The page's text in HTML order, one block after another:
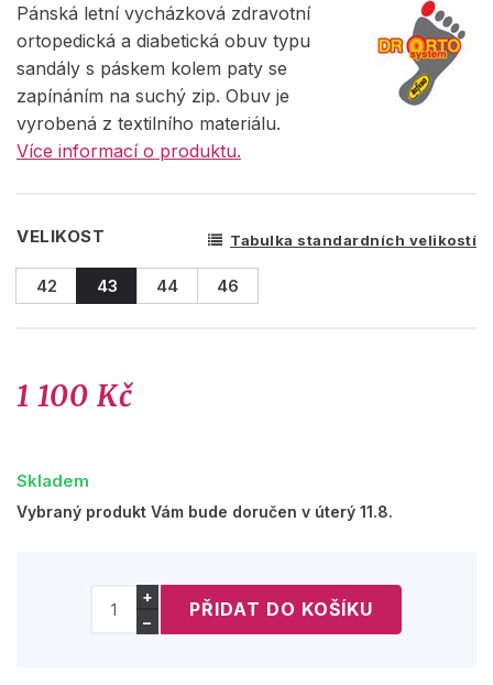
Pánská letní vycházková zdravotní
ortopedická a diabetická obuv typu
sandály s páskem kolem paty se
zapínáním na suchý zip. Obuv je
vyrobená z textilního materiálu.
Více informací o produktu.
VELIKOST Tabulka standardních velikostí
42 43 44 46
1 100 Kč
Skladem
Vybraný produkt Vám bude doručen v úterý 11.8.
+
−